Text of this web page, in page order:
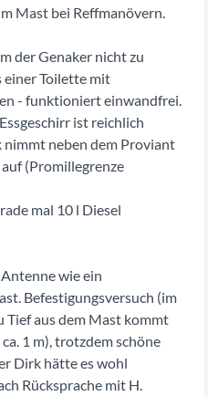
Mast bei Reffmanövern.
der Genaker nicht zu
einer Toilette mit
- funktioniert einwandfrei.
ist reichlich
neben dem Proviant
(Promillegrenze
mal 10 l Diesel
wie ein
Befestigungsversuch (im
Tief aus dem Mast kommt
1 m), trotzdem schöne
Dirk hätte es wohl
Rücksprache mit H.